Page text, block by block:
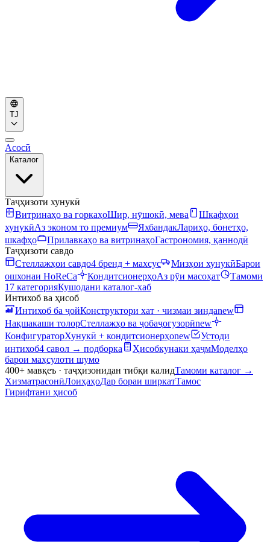
TJ
Асосӣ
Каталог
Таҷҳизоти хунукӣ
Витринаҳо ва горкаҳоШир, нӯшокӣ, мева
Шкафҳои
хунукӣАз эконом то премиум ЯхбандакЛариҳо, бонетҳо,
шкафҳо
Прилавкаҳо ва витринаҳоГастрономия, қаннодӣ
Таҷҳизоти савдо
Стеллажҳои савдо4 бренд + махсус Мизҳои хунукӣБарои
ошхонаи HoReCa
КондитсионерҳоАз рӯи масоҳат
Тамоми
17 категорияКушодани каталог-хаб
Интихоб ва ҳисоб
Интихоб ба ҷойКонструктори хат · чизмаи зиндаnew
Нақшакаши толорСтеллажҳо ва ҷобаҷогузорӣnew
КонфигураторХунукӣ + кондитсионерҳоnew
Устоди
интихоб4 савол → подборка Ҳисобкунаки ҳаҷмМоделҳо
барои маҳсулоти шумо
400+ мавқеъ · таҷҳизонидан тибқи калидТамоми каталог →
ХизматрасонӣЛоиҳаҳоДар бораи ширкатТамос
Гирифтани ҳисоб